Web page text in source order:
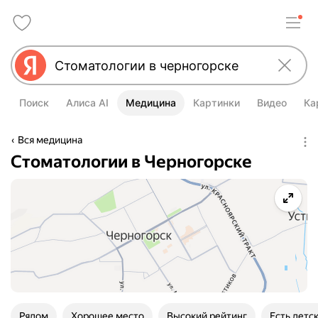
Поиск Алиса AI Медицина Картинки Видео
Вся медицина
Стоматологии в Черногорске